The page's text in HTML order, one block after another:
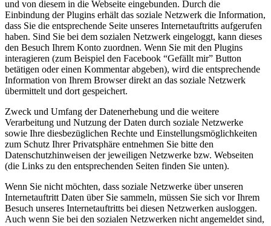
und von diesem in die Webseite eingebunden. Durch die
Einbindung der Plugins erhält das soziale Netzwerk die Information,
dass Sie die entsprechende Seite unseres Internetauftritts aufgerufen
haben. Sind Sie bei dem sozialen Netzwerk eingeloggt, kann dieses
den Besuch Ihrem Konto zuordnen. Wenn Sie mit den Plugins
interagieren (zum Beispiel den Facebook “Gefällt mir” Button
betätigen oder einen Kommentar abgeben), wird die entsprechende
Information von Ihrem Browser direkt an das soziale Netzwerk
übermittelt und dort gespeichert.
Zweck und Umfang der Datenerhebung und die weitere
Verarbeitung und Nutzung der Daten durch soziale Netzwerke
sowie Ihre diesbezüglichen Rechte und Einstellungsmöglichkeiten
zum Schutz Ihrer Privatsphäre entnehmen Sie bitte den
Datenschutzhinweisen der jeweiligen Netzwerke bzw. Webseiten
(die Links zu den entsprechenden Seiten finden Sie unten).
Wenn Sie nicht möchten, dass soziale Netzwerke über unseren
Internetauftritt Daten über Sie sammeln, müssen Sie sich vor Ihrem
Besuch unseres Internetauftritts bei diesen Netzwerken ausloggen.
Auch wenn Sie bei den sozialen Netzwerken nicht angemeldet sind,